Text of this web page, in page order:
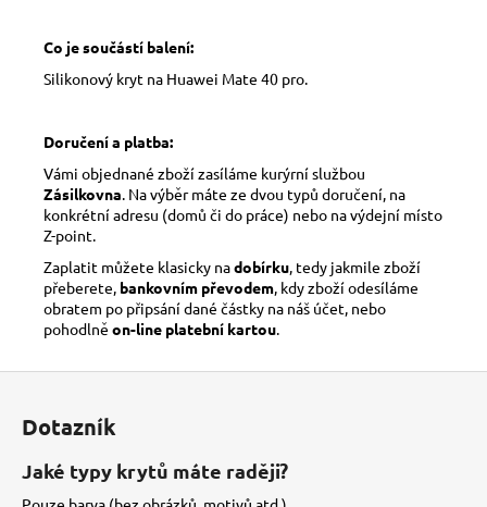
Co je součástí balení:
Silikonový kryt na Huawei Mate 40 pro.
Doručení a platba:
Vámi objednané zboží zasíláme kurýrní službou
Zásilkovna . Na výběr máte ze dvou typů doručení, na
konkrétní adresu (domů či do práce) nebo na výdejní místo
Z-point.
Zaplatit můžete klasicky nadobírku , tedy jakmile zboží
přeberete, bankovním převodem , kdy zboží odesíláme
obratem po připsání dané částky na náš účet, nebo
pohodlně on-line platební kartou
Dotazník
Jaké typy krytů máte raději?